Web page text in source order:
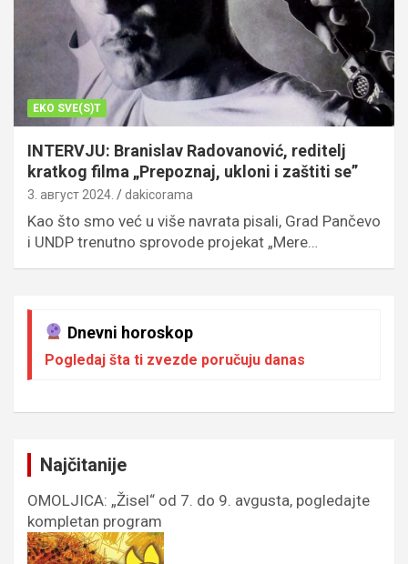
EKO SVE(S)T
INTERVJU: Branislav Radovanović, reditelj
kratkog filma „Prepoznaj, ukloni i zaštiti se”
3. август 2024. dakicorama
Kao što smo već u više navrata pisali, Grad Pančevo
i UNDP trenutno sprovode projekat „Mere…
Dnevni horoskop
Pogledaj šta ti zvezde poručuju danas
Najčitanije
OMOLJICA: „Žisel“ od 7. do 9. avgusta, pogledajte
kompletan program